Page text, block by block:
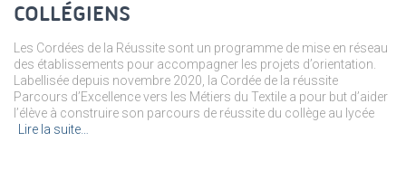
COLLÉGIENS
Les Cordées de la Réussite sont un programme de mise en réseau
des établissements pour accompagner les projets d’orientation.
Labellisée depuis novembre 2020, la Cordée de la réussite
Parcours d’Excellence vers les Métiers du Textile a pour but d’aider
l’élève à construire son parcours de réussite du collège au lycée
Lire la suite…